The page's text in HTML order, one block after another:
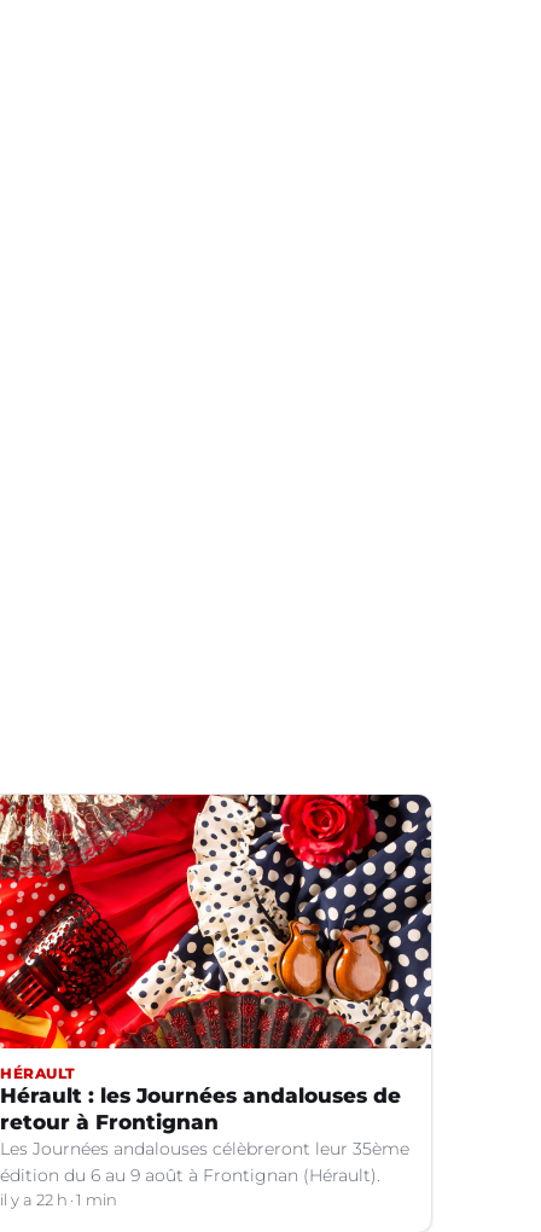
HÉRAULT
Hérault : les Journées andalouses de
retour à Frontignan
Les Journées andalouses célèbreront leur 35ème
édition du 6 au 9 août à Frontignan (Hérault).
il y a 22 h 1 min